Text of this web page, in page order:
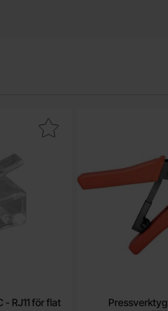
RJ11 för flat
6P4C - RJ11 för flat kabel som
Makera